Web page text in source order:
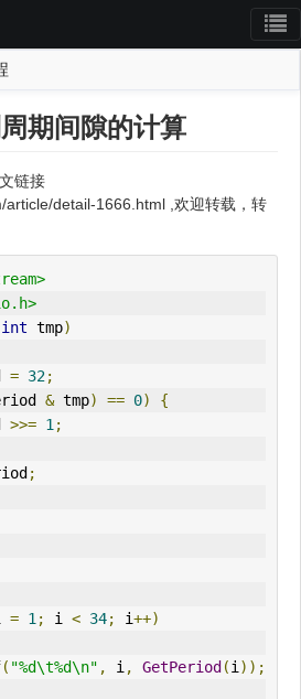
期间隙的计算
链接
article/detail-1666.html ,欢迎转载，转
int tmp)
= 32;
& tmp) == 0)
{
>>= 1 ;
;
= 1 ; i < 34; i++)
( "%d\t%d\n" , i , GetPeriod (i ));